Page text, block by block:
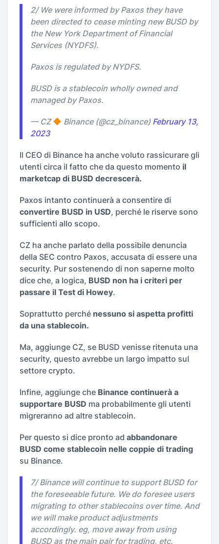
2/ We were informed by Paxos they have
been directed to cease minting new BUSD by
the New York Department of Financial
Services (NYDFS).
Paxos is regulated by NYDFS.
BUSD is a stablecoin wholly owned and
managed by Paxos.
— CZ Binance (@cz_binance) February 13,
2023
Il CEO di Binance ha anche voluto rassicurare gli
utenti circa il fatto che da questo momento il
marketcap di BUSD decrescerà.
Paxos intanto continuerà a consentire di
convertire BUSD in USD, perché le riserve sono
sufficienti allo scopo.
CZ ha anche parlato della possibile denuncia
della SEC contro Paxos, accusata di essere una
security. Pur sostenendo di non saperne molto
dice che, a logica, BUSD non ha i criteri per
passare il Test di Howey.
Soprattutto perché nessuno si aspetta profitti
da una stablecoin.
Ma, aggiunge CZ, se BUSD venisse ritenuta una
security, questo avrebbe un largo impatto sul
settore crypto.
Infine, aggiunge che Binance continuerà a
supportare BUSD ma probabilmente gli utenti
migreranno ad altre stablecoin.
Per questo si dice pronto ad abbandonare
BUSD come stablecoin nelle coppie di trading
su Binance.
7/ Binance will continue to support BUSD for
the foreseeable future. We do foresee users
migrating to other stablecoins over time. And
we will make product adjustments
accordingly. eg, move away from using
BUSD as the main pair for trading, etc.